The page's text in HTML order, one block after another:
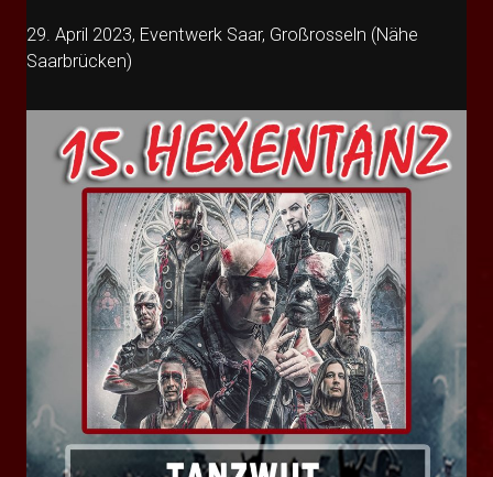
29. April 2023, Eventwerk Saar, Großrosseln (Nähe
Saarbrücken)